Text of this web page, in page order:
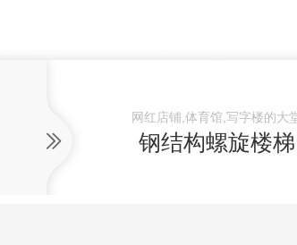
网红店铺,体育馆,写字楼的大
钢结构螺旋楼梯